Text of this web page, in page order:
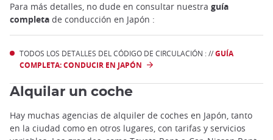
Para más detalles, no dude en consultar nuestra guía
completa de conducción en Japón :
TODOS LOS DETALLES DEL CÓDIGO DE CIRCULACIÓN : //GUÍA
COMPLETA: CONDUCIR EN JAPÓN
Alquilar un coche
Hay muchas agencias de alquiler de coches en Japón, tanto
en la ciudad como en otros lugares, con tarifas y servicios